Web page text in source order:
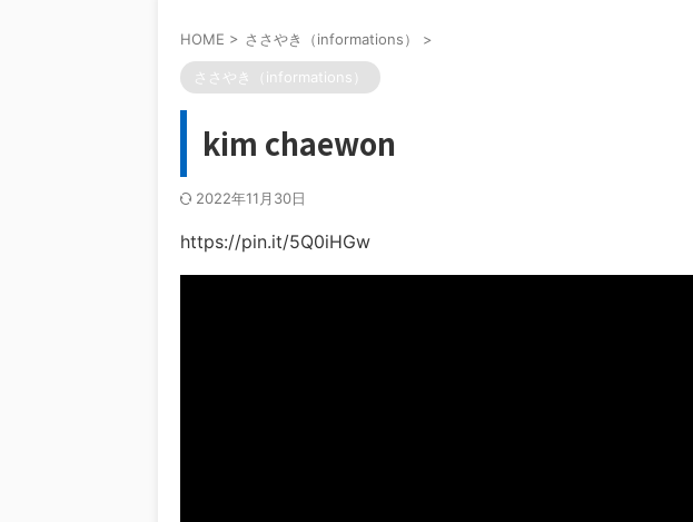
HOME > ささやき（informations） >
ささやき（informations）
kim chaewon
2022年11月30日
https://pin.it/5Q0iHGw